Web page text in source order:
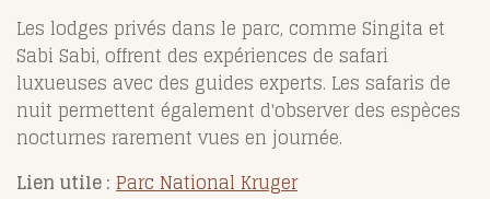
Les lodges privés dans le parc, comme Singita et
Sabi Sabi, offrent des expériences de safari
luxueuses avec des guides experts. Les safaris de
nuit permettent également d'observer des espèces
nocturnes rarement vues en journée.
Lien utile : Parc National Kruger